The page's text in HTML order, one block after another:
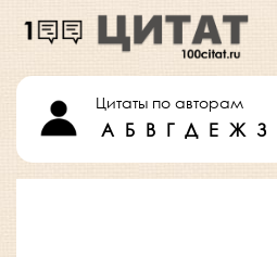
Цитаты по авторам
А Б В Г Д Е Ж З